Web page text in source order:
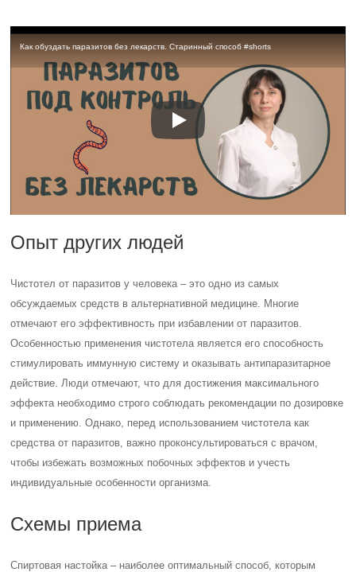
Как обуздать паразитов без лекарств. Старинный способ #shorts
Опыт других людей
Чистотел от паразитов у человека – это одно из самых
обсуждаемых средств в альтернативной медицине. Многие
отмечают его эффективность при избавлении от паразитов.
Особенностью применения чистотела является его способность
стимулировать иммунную систему и оказывать антипаразитарное
действие. Люди отмечают, что для достижения максимального
эффекта необходимо строго соблюдать рекомендации по дозировке
и применению. Однако, перед использованием чистотела как
средства от паразитов, важно проконсультироваться с врачом,
чтобы избежать возможных побочных эффектов и учесть
индивидуальные особенности организма.
Схемы приема
Спиртовая настойка – наиболее оптимальный способ, которым